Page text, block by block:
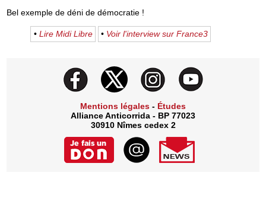
Bel exemple de déni de démocratie !
• Lire Midi Libre • Voir l'interview sur France3
Mentions légales - Études
Alliance Anticorrida - BP 77023
30910 Nîmes cedex 2